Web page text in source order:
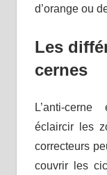
d’orange ou
Les
cernes
L’anti-
éclaircir les
correcteurs
couvrir les